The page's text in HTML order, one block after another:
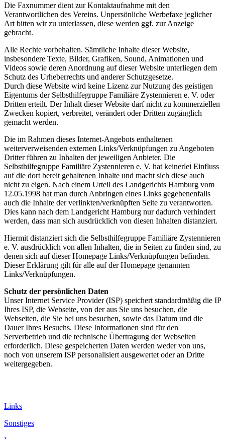
Die Faxnummer dient zur Kontaktaufnahme mit den
Verantwortlichen des Vereins. Unpersönliche Werbefaxe jeglicher
Art bitten wir zu unterlassen, diese werden ggf. zur Anzeige
gebracht.
Alle Rechte vorbehalten. Sämtliche Inhalte dieser Website,
insbesondere Texte, Bilder, Grafiken, Sound, Animationen und
Videos sowie deren Anordnung auf dieser Website unterliegen dem
Schutz des Urheberrechts und anderer Schutzgesetze.
Durch diese Website wird keine Lizenz zur Nutzung des geistigen
Eigentums der Selbsthilfegruppe Familiäre Zystennieren e. V. oder
Dritten erteilt. Der Inhalt dieser Website darf nicht zu kommerziellen
Zwecken kopiert, verbreitet, verändert oder Dritten zugänglich
gemacht werden.
Die im Rahmen dieses Internet-Angebots enthaltenen
weiterverweisenden externen Links/Verknüpfungen zu Angeboten
Dritter führen zu Inhalten der jeweiligen Anbieter. Die
Selbsthilfegruppe Familiäre Zystennieren e. V. hat keinerlei Einfluss
auf die dort bereit gehaltenen Inhalte und macht sich diese auch
nicht zu eigen. Nach einem Urteil des Landgerichts Hamburg vom
12.05.1998 hat man durch Anbringen eines Links gegebenenfalls
auch die Inhalte der verlinkten/verknüpften Seite zu verantworten.
Dies kann nach dem Landgericht Hamburg nur dadurch verhindert
werden, dass man sich ausdrücklich von diesen Inhalten distanziert.
Hiermit distanziert sich die Selbsthilfegruppe Familiäre Zystennieren
e. V. ausdrücklich von allen Inhalten, die in Seiten zu finden sind, zu
denen sich auf dieser Homepage Links/Verknüpfungen befinden.
Dieser Erklärung gilt für alle auf der Homepage genannten
Links/Verknüpfungen.
Schutz der persönlichen Daten
Unser Internet Service Provider (ISP) speichert standardmäßig die IP
Ihres ISP, die Webseite, von der aus Sie uns besuchen, die
Webseiten, die Sie bei uns besuchen, sowie das Datum und die
Dauer Ihres Besuchs. Diese Informationen sind für den
Serverbetrieb und die technische Übertragung der Webseiten
erforderlich. Diese gespeicherten Daten werden weder von uns,
noch von unserem ISP personalisiert ausgewertet oder an Dritte
weitergegeben.
Links
Sonstiges